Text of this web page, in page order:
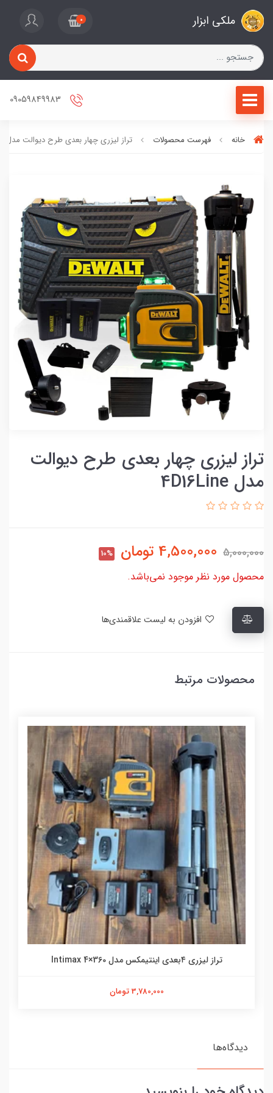
ملکی ابزار 0
خانه فهرست محصولات تراز لیزری چهار بعدی طرح دیوالت مدل 4D16Line
تراز لیزری چهار بعدی طرح دیوالت
مدل 4D16Line
5,000,000
4,500,000 تومان 10%
محصول مورد نظر موجود نمی‌باشد.
محصولات مرتبط
تراز لیزری ۴بعدی اینتیمکس مدل Intimax 4×360
3,780,000 تومان
دیدگاه‌ها